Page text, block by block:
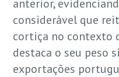
anterior,
considerável que
cortiça no contexto
destaca o seu peso
exportações